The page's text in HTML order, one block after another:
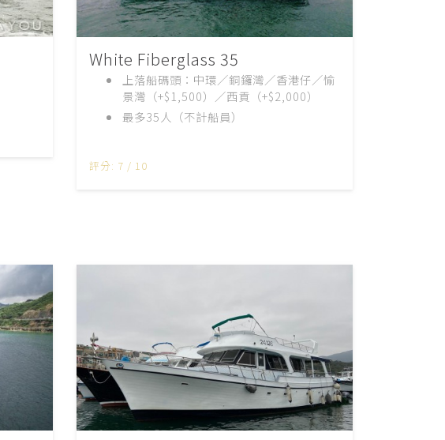
White Fiberglass 35
上落船碼頭：中環／銅鑼灣／香港仔／愉
景灣（+$1,500）／西貢（+$2,000）
最多35人（不計船員）
評分: 7 / 10